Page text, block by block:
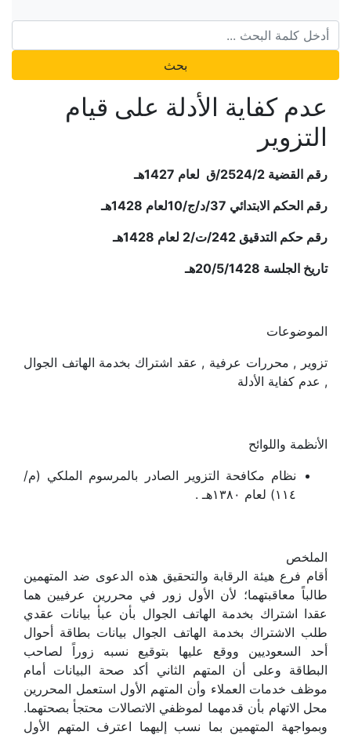
بحث
عدم كفاية الأدلة على قيام
التزوير
رقم القضية 2524/2/ق لعام 1427هـ
رقم الحكم الابتدائي 37/د/ج/10لعام 1428هـ
رقم حكم التدقيق 242/ت/2 لعام 1428هـ
تاريخ الجلسة 20/5/1428هـ
الموضوعات
تزوير , محررات عرفية , عقد اشتراك بخدمة الهاتف الجوال
, عدم كفاية الأدلة
الأنظمة واللوائح
نظام مكافحة التزوير الصادر بالمرسوم الملكي (م/
۱۱٤) لعام ۱۳۸۰هـ .
الملخص
أقام فرع هيئة الرقابة والتحقيق هذه الدعوى ضد المتهمين
طالباً معاقبتهما؛ لأن الأول زور في محررين عرفيين هما
عقدا اشتراك بخدمة الهاتف الجوال بأن عبأ بيانات عقدي
طلب الاشتراك بخدمة الهاتف الجوال بيانات بطاقة أحوال
أحد السعوديين ووقع عليها بتوقيع نسبه زوراً لصاحب
البطاقة وعلى أن المتهم الثاني أكد صحة البيانات أمام
موظف خدمات العملاء وأن المتهم الأول استعمل المحررين
محل الاتهام بأن قدمهما لموظفي الاتصالات محتجأ بصحتهما.
وبمواجهة المتهمين بما نسب إليهما اعترف المتهم الأول